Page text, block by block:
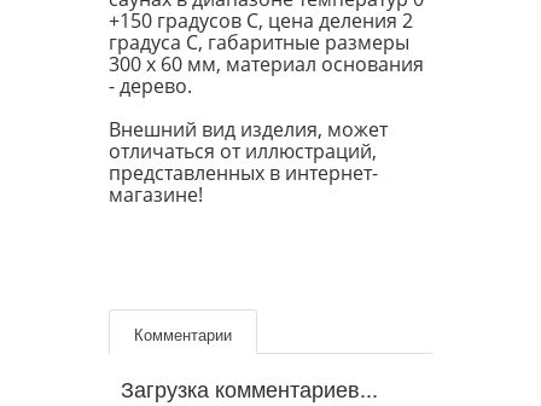
+150 градусов С, цена деления 2
градуса С, габаритные размеры
300 х 60 мм, материал основания
- дерево.
Внешний вид изделия, может
отличаться от иллюстраций,
представленных в интернет-
магазине!
Комментарии
Загрузка комментариев...